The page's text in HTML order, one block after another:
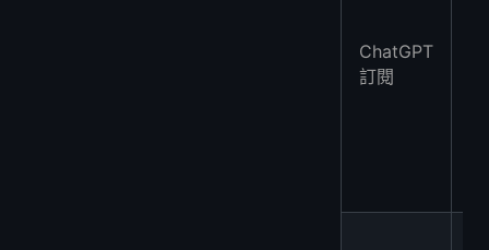
ChatGPT
訂閱